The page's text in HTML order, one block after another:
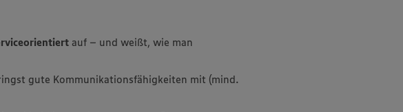
auf – und weißt, wie man
gute Kommunikationsfähigkeiten mit (mind.